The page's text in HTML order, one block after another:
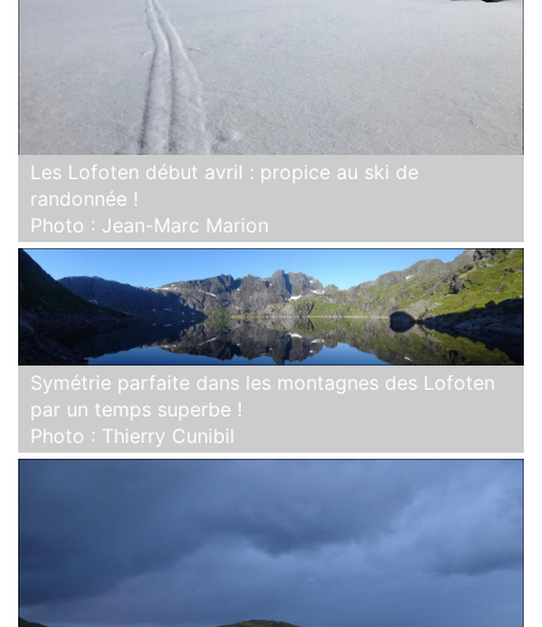
Les Lofoten début avril : propice au ski de
randonnée !
Photo : Jean-Marc Marion
Symétrie parfaite dans les montagnes des Lofoten
par un temps superbe !
Photo : Thierry Cunibil